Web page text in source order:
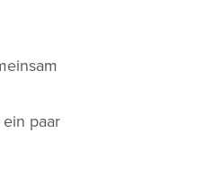
paar